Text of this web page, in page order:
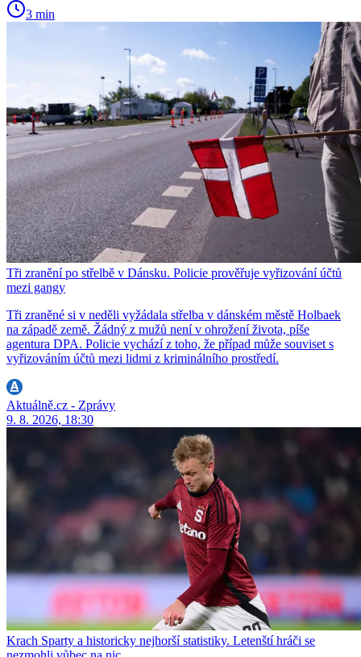
3 min
Tři zranění po střelbě v Dánsku. Policie prověřuje vyřizování účtů
mezi gangy
Tři zraněné si v neděli vyžádala střelba v dánském městě Holbaek
na západě země. Žádný z mužů není v ohrožení života, píše
agentura DPA. Policie vychází z toho, že případ může souviset s
vyřizováním účtů mezi lidmi z kriminálního prostředí.
Aktuálně.cz - Zprávy
9. 8. 2026, 18:30
Krach Sparty a historicky nejhorší statistiky. Letenští hráči se